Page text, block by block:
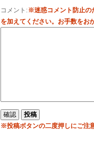
コメント: ※迷惑コメント防止の
を加えてください。お手数をお
※投稿ボタンの二度押しにご注